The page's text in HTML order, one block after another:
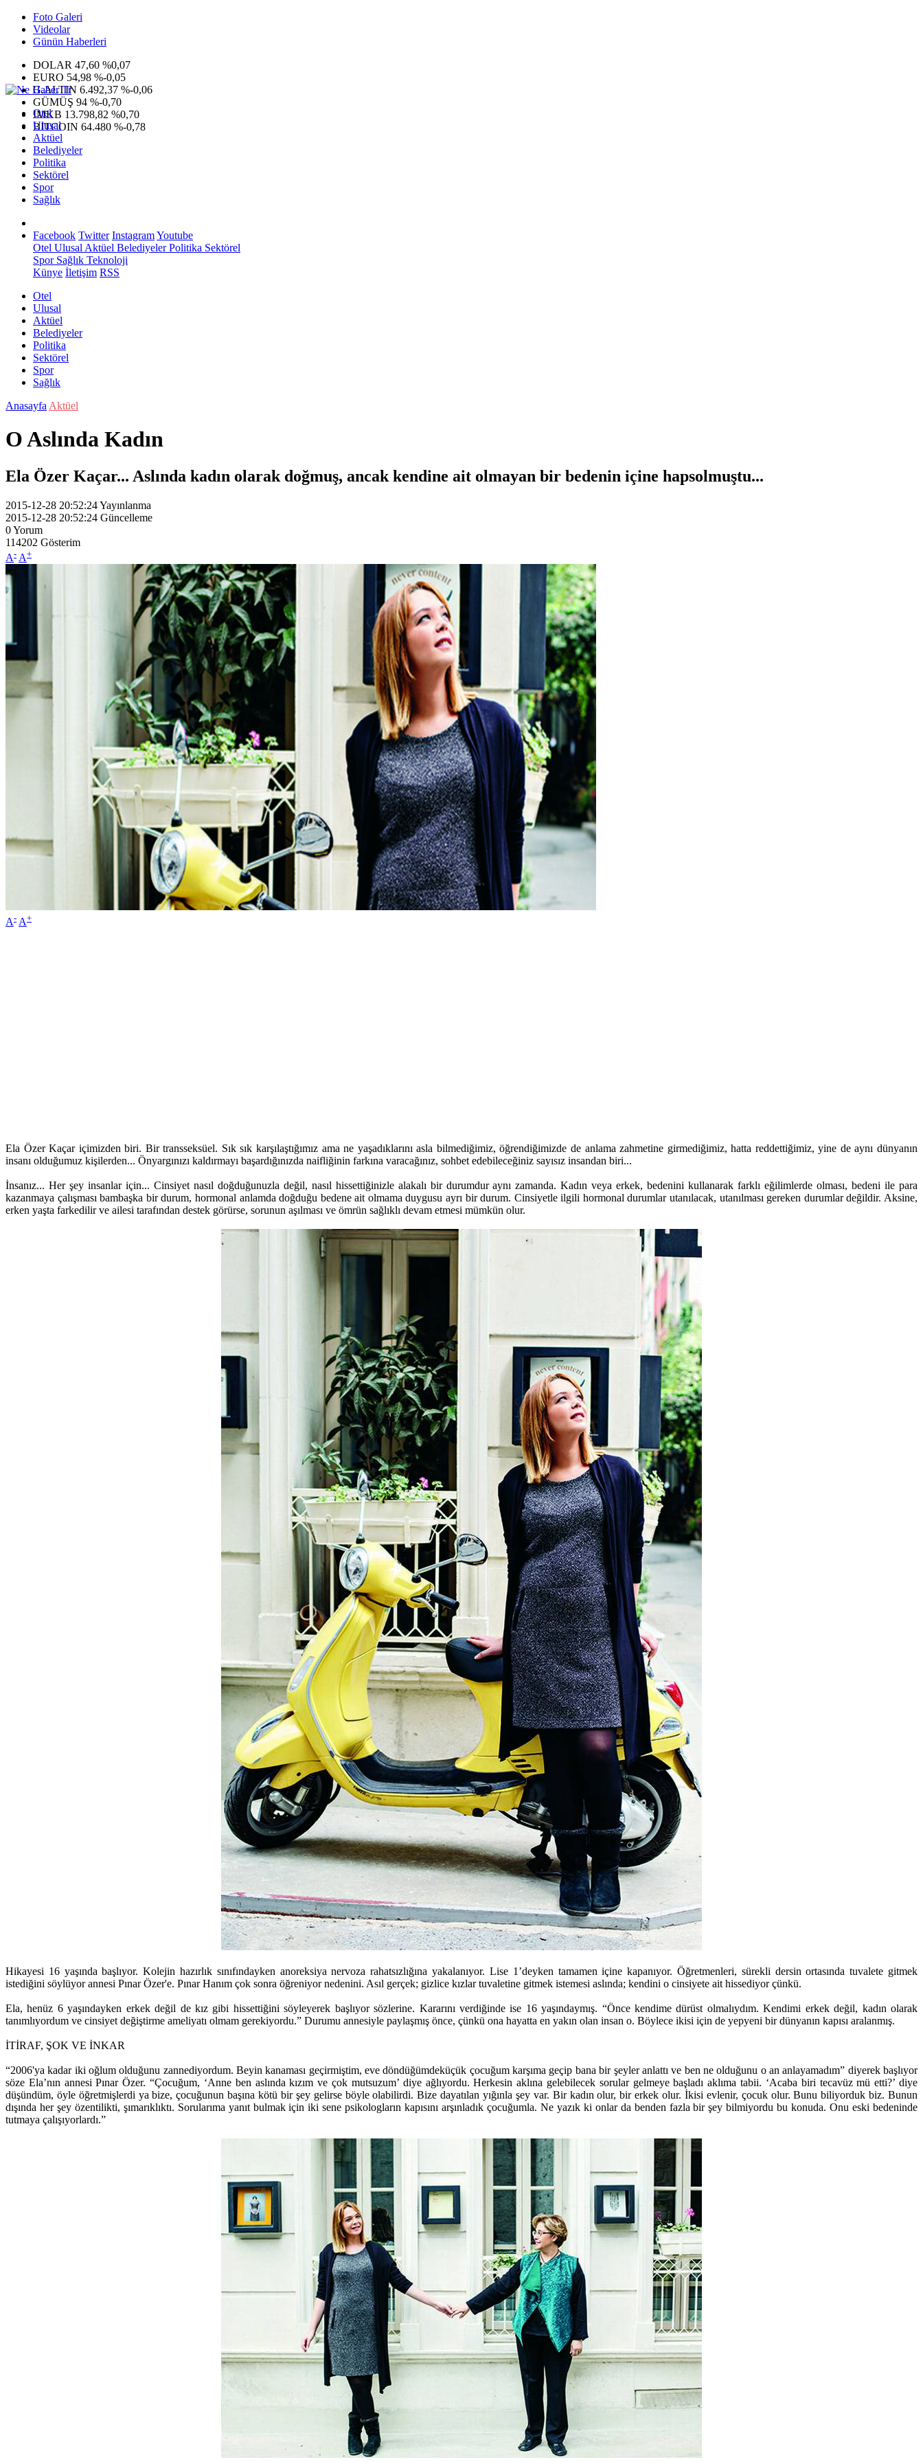
Foto Galeri
Videolar
Günün Haberleri
DOLAR 47,60 %0,07
EURO 54,98 %-0,05
G.ALTIN 6.492,37 %-0,06
GÜMÜŞ 94 %-0,70
IMKB 13.798,82 %0,70
BITCOIN 64.480 %-0,78
Otel
Ulusal
Aktüel
Belediyeler
Politika
Sektörel
Spor
Sağlık
Facebook Twitter InstagramYoutube
Otel Ulusal Aktüel BelediyelerPolitika Sektörel
SporSağlık Teknoloji
Künye İletişim RSS
Otel
Ulusal
Aktüel
Belediyeler
Politika
Sektörel
Spor
Sağlık
Anasayfa Aktüel
O Aslında Kadın
Ela Özer Kaçar... Aslında kadın olarak doğmuş, ancak kendine ait olmayan bir bedenin içine hapsolmuştu...
2015-12-28 20:52:24Yayınlanma
2015-12-28 20:52:24 Güncelleme
0Yorum
114202 Gösterim
A- A+
A- A+
Ela Özer Kaçar içimizden biri. Bir transseksüel. Sık sık karşılaştığımız ama ne yaşadıklarını asla bilmediğimiz, öğrendiğimizde de anlama zahmetine girmediğimiz, hatta reddettiğimiz, yine de aynı dünyanın
insanı olduğumuz kişilerden... Önyargınızı kaldırmayı başardığınızda naifliğinin farkına varacağınız, sohbet edebileceğiniz sayısız insandan biri...
İnsanız... Her şey insanlar için... Cinsiyet nasıl doğduğunuzla değil, nasıl hissettiğinizle alakalı bir durumdur aynı zamanda. Kadın veya erkek, bedenini kullanarak farklı eğilimlerde olması, bedeni ile para
kazanmaya çalışması bambaşka bir durum, hormonal anlamda doğduğu bedene ait olmama duygusu ayrı bir durum. Cinsiyetle ilgili hormonal durumlar utanılacak, utanılması gereken durumlar değildir. Aksine,
erken yaşta farkedilir ve ailesi tarafından destek görürse, sorunun aşılması ve ömrün sağlıklı devam etmesi mümkün olur.
Hikayesi 16 yaşında başlıyor. Kolejin hazırlık sınıfındayken anoreksiya nervoza rahatsızlığına yakalanıyor. Lise 1’deyken tamamen içine kapanıyor. Öğretmenleri, sürekli dersin ortasında tuvalete gitmek
istediğini söylüyor annesi Pınar Özer'e. Pınar Hanım çok sonra öğreniyor nedenini. Asıl gerçek; gizlice kızlar tuvaletine gitmek istemesi aslında; kendini o cinsiyete ait hissediyor çünkü.
Ela, henüz 6 yaşındayken erkek değil de kız gibi hissettiğini söyleyerek başlıyor sözlerine. Kararını verdiğinde ise 16 yaşındaymış. “Önce kendime dürüst olmalıydım. Kendimi erkek değil, kadın olarak
tanımlıyordum ve cinsiyet değiştirme ameliyatı olmam gerekiyordu.” Durumu annesiyle paylaşmış önce, çünkü ona hayatta en yakın olan insan o. Böylece ikisi için de yepyeni bir dünyanın kapısı aralanmış.
İTİRAF, ŞOK VE İNKAR
“2006'ya kadar iki oğlum olduğunu zannediyordum. Beyin kanaması geçirmiştim, eve döndüğümdeküçük çocuğum karşıma geçip bana bir şeyler anlattı ve ben ne olduğunu o an anlayamadım” diyerek başlıyor
söze Ela’nın annesi Pınar Özer. “Çocuğum, ‘Anne ben aslında kızım ve çok mutsuzum’ diye ağlıyordu. Herkesin aklına gelebilecek sorular gelmeye başladı aklıma tabii. ‘Acaba biri tecavüz mü etti?’ diye
düşündüm, öyle öğretmişlerdi ya bize, çocuğunun başına kötü bir şey gelirse böyle olabilirdi. Bize dayatılan yığınla şey var. Bir kadın olur, bir erkek olur. İkisi evlenir, çocuk olur. Bunu biliyorduk biz. Bunun
dışında her şey özentilikti, şımarıklıktı. Sorularıma yanıt bulmak için iki sene psikologların kapısını arşınladık çocuğumla. Ne yazık ki onlar da benden fazla bir şey bilmiyordu bu konuda. Onu eski bedeninde
tutmaya çalışıyorlardı.”